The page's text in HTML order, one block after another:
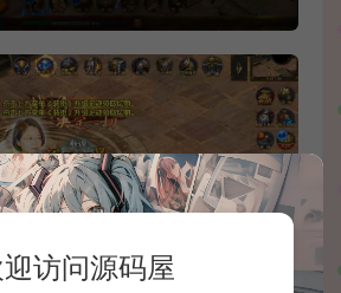
访问源码屋